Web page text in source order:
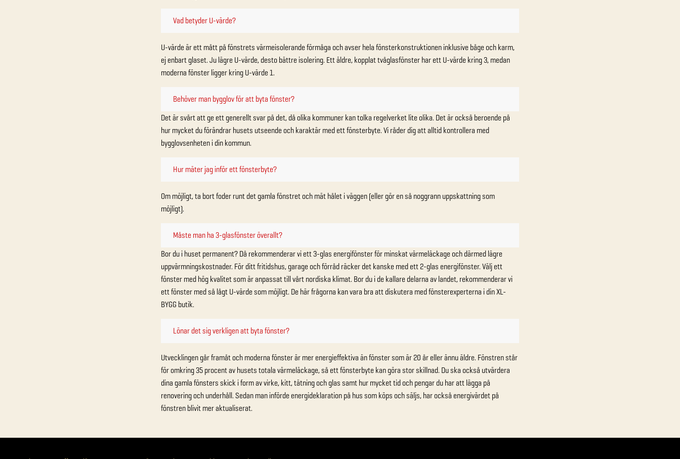
Vad betyder U-värde?
U-värde är ett mått på fönstrets värmeisolerande förmåga och avser hela fönsterkonstruktionen inklusive båge och karm,
ej enbart glaset. Ju lägre U-värde, desto bättre isolering. Ett äldre, kopplat tvåglasfönster har ett U-värde kring 3, medan
moderna fönster ligger kring U-värde 1.
Behöver man bygglov för att byta fönster?
Det är svårt att ge ett generellt svar på det, då olika kommuner kan tolka regelverket lite olika. Det är också beroende på
hur mycket du förändrar husets utseende och karaktär med ett fönsterbyte. Vi råder dig att alltid kontrollera med
bygglovsenheten i din kommun.
Hur mäter jag inför ett fönsterbyte?
Om möjligt, ta bort foder runt det gamla fönstret och mät hålet i väggen (eller gör en så noggrann uppskattning som
möjligt).
Måste man ha 3-glasfönster överallt?
Bor du i huset permanent? Då rekommenderar vi ett 3-glas energifönster för minskat värmeläckage och därmed lägre
uppvärmningskostnader. För ditt fritidshus, garage och förråd räcker det kanske med ett 2-glas energifönster. Välj ett
fönster med hög kvalitet som är anpassat till vårt nordiska klimat. Bor du i de kallare delarna av landet, rekommenderar vi
ett fönster med så lågt U-värde som möjligt. De här frågorna kan vara bra att diskutera med fönsterexperterna i din XL-
BYGG butik.
Lönar det sig verkligen att byta fönster?
Utvecklingen går framåt och moderna fönster är mer energieffektiva än fönster som är 20 år eller ännu äldre. Fönstren står
för omkring 35 procent av husets totala värmeläckage, så ett fönsterbyte kan göra stor skillnad. Du ska också utvärdera
dina gamla fönsters skick i form av virke, kitt, tätning och glas samt hur mycket tid och pengar du har att lägga på
renovering och underhåll. Sedan man införde energideklaration på hus som köps och säljs, har också energivärdet på
fönstren blivit mer aktualiserat.